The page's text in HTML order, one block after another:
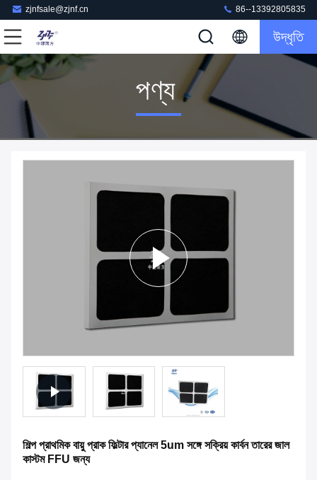
zjnfsale@zjnf.cn 86--13392805835
উদ্ধৃতি
পণ্য
শিল্প প্রাথমিক বায়ু প্রাক ফিল্টার প্যানেল 5um সঙ্গে সক্রিয় কার্বন তারের জাল
কাস্টম FFU জন্য